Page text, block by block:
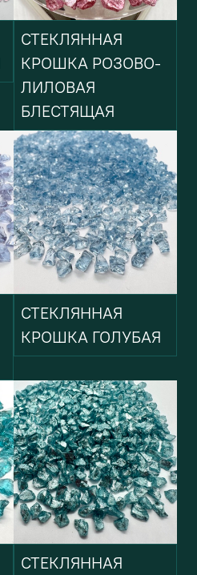
СТЕКЛЯННАЯ
КРОШКА РОЗОВО-
ЛИЛОВАЯ
БЛЕСТЯЩАЯ
СТЕКЛЯННАЯ
КРОШКА ГОЛУБАЯ
СТЕКЛЯННАЯ